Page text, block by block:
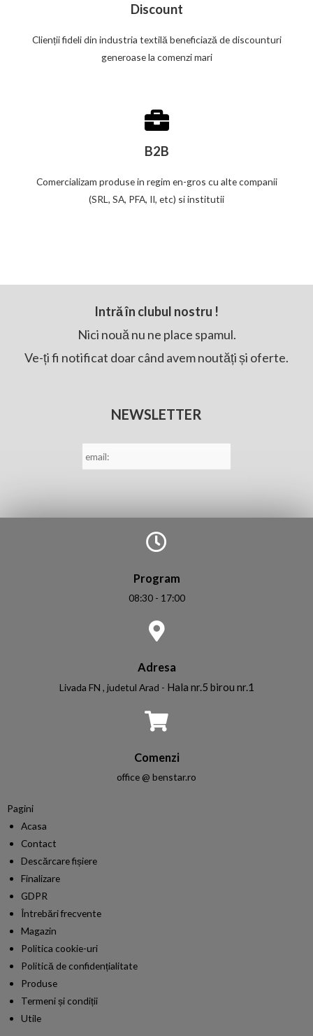
Discount
Clienții fideli din industria textilă beneficiază de discounturi
generoase la comenzi mari
B2B
Comercializam produse in regim en-gros cu alte companii
(SRL, SA, PFA, II, etc) si institutii
Intră în clubul nostru !
Nici nouă nu ne place spamul.
Ve-ți fi notificat doar când avem noutăți și oferte.
NEWSLETTER
*
Program
08:30 - 17:00
Adresa
Livada FN , judetul Arad - Hala nr.5 birou nr.1
Comenzi
office @ benstar.ro
Pagini
Acasa
Contact
Descărcare fișiere
Finalizare
GDPR
Întrebări frecvente
Magazin
Politica cookie-uri
Politică de confidențialitate
Produse
Termeni și condiții​
Utile